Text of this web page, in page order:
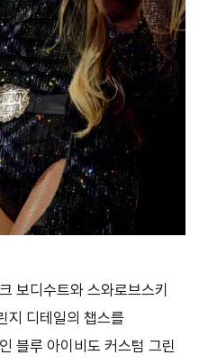
보디수트와 스와로브스키
지 디테일의 챕스를
블루 아이비도 커스텀 그린